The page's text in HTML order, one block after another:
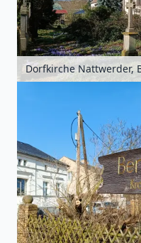
Dorfkirche Nattwerder,